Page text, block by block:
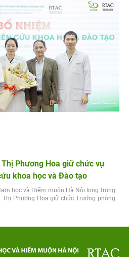
Phương Hoa giữ chức vụ
khoa học và Đào tạo
học và Hiếm muộn Hà Nội long trọng
Thị Phương Hoa giữ chức Trưởng phòng